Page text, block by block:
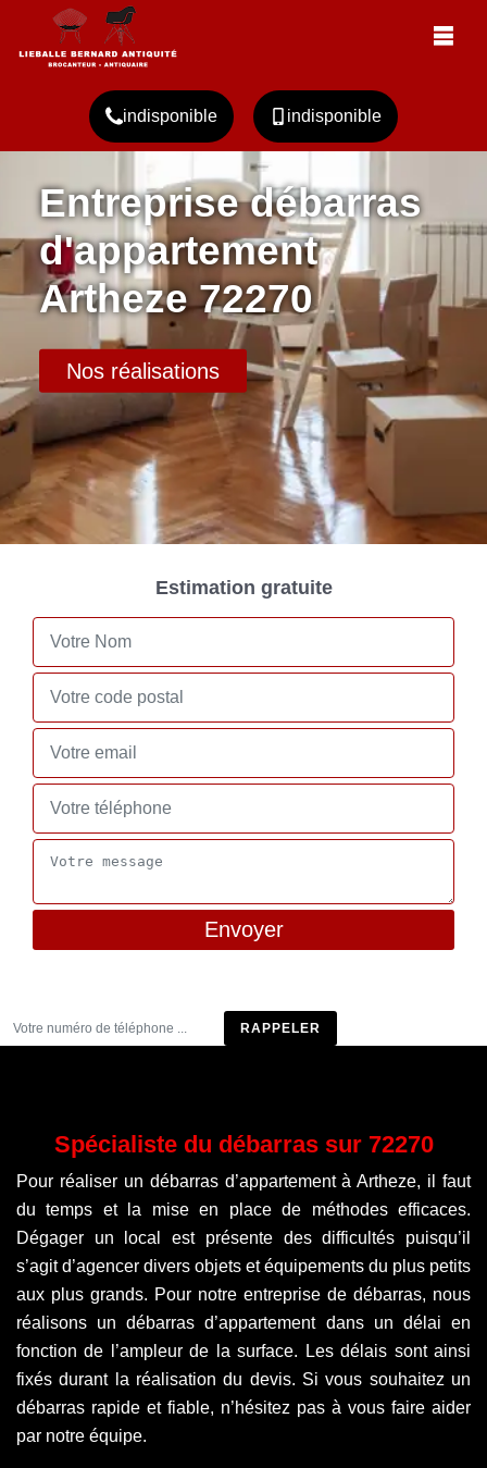
indisponible indisponible
Entreprise débarras
d'appartement
Artheze 72270
Nos réalisations
Estimation gratuite
Spécialiste du débarras sur 72270
Pour réaliser un débarras d’appartement à Artheze, il faut
du temps et la mise en place de méthodes efficaces.
Dégager un local est présente des difficultés puisqu’il
s’agit d’agencer divers objets et équipements du plus petits
aux plus grands. Pour notre entreprise de débarras, nous
réalisons un débarras d’appartement dans un délai en
fonction de l’ampleur de la surface. Les délais sont ainsi
fixés durant la réalisation du devis. Si vous souhaitez un
débarras rapide et fiable, n’hésitez pas à vous faire aider
par notre équipe.